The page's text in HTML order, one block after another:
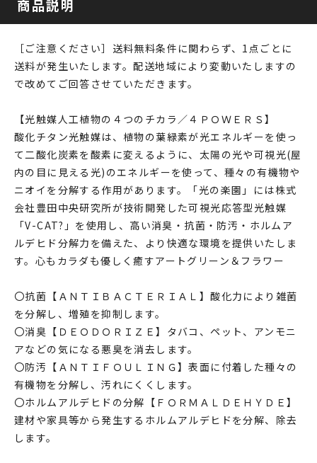
商品説明
［ご注意ください］送料無料条件に関わらず、1点ごとに
送料が発生いたします。配送地域により変動いたしますの
で改めてご回答させていただきます。
【光触媒人工植物の４つのチカラ／４ＰＯＷＥＲＳ】
酸化チタン光触媒は、植物の葉緑素が光エネルギーを使っ
て二酸化炭素を酸素に変えるように、太陽の光や可視光(屋
内の目に見える光)のエネルギーを使って、種々の有機物や
ニオイを分解する作用があります。「光の楽園」には株式
会社豊田中央研究所が技術開発した可視光応答型光触媒
「V-CAT?」を使用し、高い消臭・抗菌・防汚・ホルムア
ルデヒド分解力を備えた、より快適な環境を提供いたしま
す。心もカラダも優しく癒すアートグリーン＆フラワー
〇抗菌【ＡＮＴＩＢＡＣＴＥＲＩＡＬ】酸化力により雑菌
を分解し、増殖を抑制します。
〇消臭【ＤＥＯＤＯＲＩＺＥ】タバコ、ペット、アンモニ
アなどの気になる悪臭を消去します。
〇防汚【ＡＮＴＩＦＯＵＬＩＮＧ】表面に付着した種々の
有機物を分解し、汚れにくくします。
〇ホルムアルデヒドの分解【ＦＯＲＭＡＬＤＥＨＹＤＥ】
建材や家具等から発生するホルムアルデヒドを分解、除去
します。